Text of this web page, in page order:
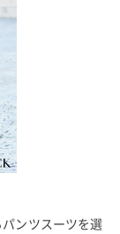
ンツスーツを選